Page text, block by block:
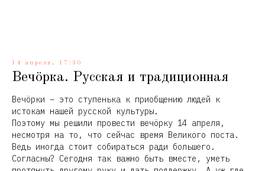
14 апреля, 17:30
Вечöрка. Русская и традиционная
Вечöрки – это ступенька к приобщению людей к
истокам нашей русской культуры.
Поэтому мы решили провести вечöрку 14 апреля,
несмотря на то, что сейчас время Великого поста.
Ведь иногда стоит собираться ради большего.
Согласны? Сегодня так важно быть вместе, уметь